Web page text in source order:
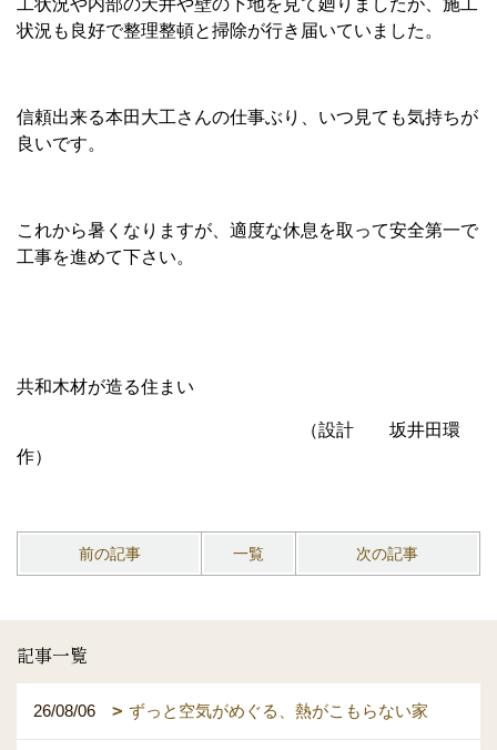
工状況や内部の天井や壁の下地を見て廻りましたが、施工
状況も良好で整理整頓と掃除が行き届いていました。
信頼出来る本田大工さんの仕事ぶり、いつ見ても気持ちが
良いです。
これから暑くなりますが、適度な休息を取って安全第一で
工事を進めて下さい。
共和木材が造る住まい
（設計 坂井田環
作）
前の記事 一覧 次の記事
記事一覧
26/08/06 ずっと空気がめぐる、熱がこもらない家